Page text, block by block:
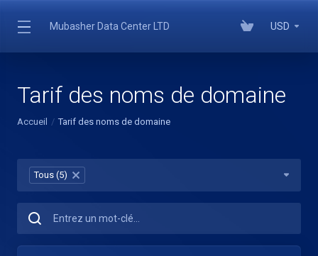
Mubasher Data Center LTD USD
Tarif des noms de domaine
Accueil Tarif des noms de domaine
Tous (5) ×